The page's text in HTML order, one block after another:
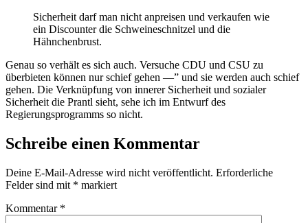
Sicherheit darf man nicht anpreisen und verkaufen wie
ein Discounter die Schweineschnitzel und die
Hähnchenbrust.
Genau so verhält es sich auch. Versuche CDU und CSU zu
überbieten können nur schief gehen —” und sie werden auch schief
gehen. Die Verknüpfung von innerer Sicherheit und sozialer
Sicherheit die Prantl sieht, sehe ich im Entwurf des
Regierungsprogramms so nicht.
Schreibe einen Kommentar
Deine E-Mail-Adresse wird nicht veröffentlicht. Erforderliche
Felder sind mit * markiert
Kommentar *